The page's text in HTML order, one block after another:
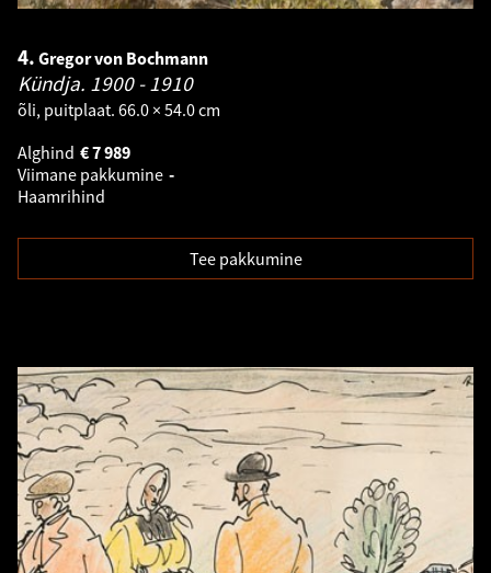
4. Gregor von Bochmann
Kündja. 1900 - 1910
õli, puitplaat. 66.0 × 54.0 cm
Alghind
7 989
€
Viimane pakkumine -
Haamrihind
Tee pakkumine